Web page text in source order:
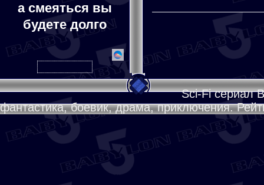
а смеяться вы
будете долго
Sci-Fi сериал
фантастика, боевик, драма, приключения.